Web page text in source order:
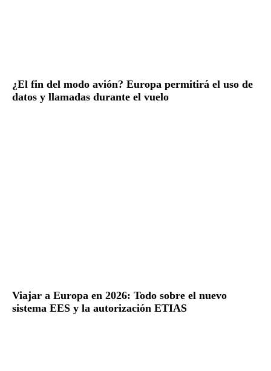
¿El fin del modo avión? Europa permitirá el uso de
datos y llamadas durante el vuelo
Viajar a Europa en 2026: Todo sobre el nuevo
sistema EES y la autorización ETIAS